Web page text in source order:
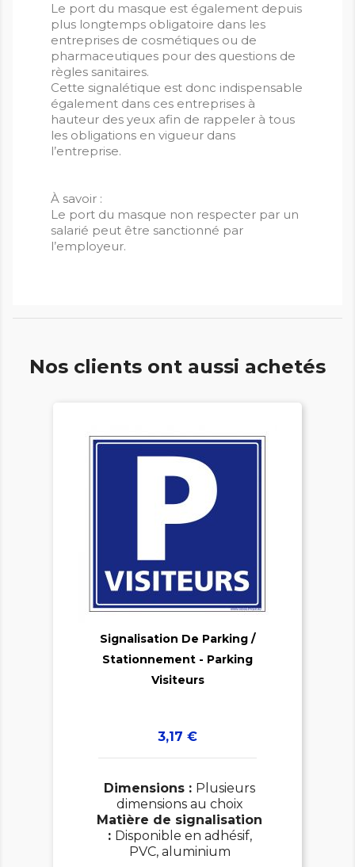
Le port du masque est également depuis
plus longtemps obligatoire dans les
entreprises de cosmétiques ou de
pharmaceutiques pour des questions de
règles sanitaires.
Cette signalétique est donc indispensable
également dans ces entreprises à
hauteur des yeux afin de rappeler à tous
les obligations en vigueur dans
l’entreprise.
À savoir :
Le port du masque non respecter par un
salarié peut être sanctionné par
l’employeur.
Nos clients ont aussi achetés

Signalisation De Parking /
Stationnement - Parking
Visiteurs
Prix
3,17 €
Dimensions : Plusieurs
dimensions au choix
Matière de signalisation
: Disponible en adhésif,
PVC, aluminium